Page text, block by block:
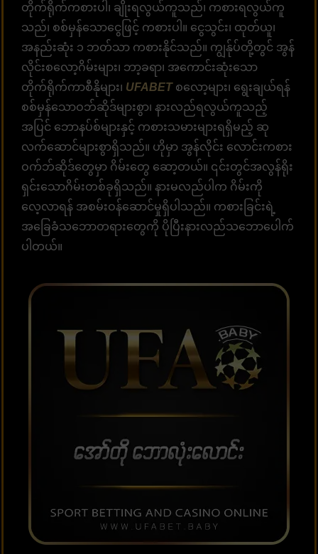
တိုက်ရိုက်ကစားပါ၊ ချိုးရလွယ်ကူသည်၊ ကစားရလွယ်ကူ
သည်၊ စစ်မှန်သောငွေဖြင့် ကစားပါ။ ငွေသွင်း၊ ထုတ်ယူ၊
အနည်းဆုံး ၁ ဘတ်သာ ကစားနိုင်သည်။ ကျွန်ုပ်တို့တွင် အွန်
လိုင်းစလော့ဂိမ်းများ၊ ဘာ့ခရာ၊ အကောင်းဆုံးသော
တိုက်ရိုက်ကာစီနိုများ၊ UFABETစလော့များ၊ ရွေးချယ်ရန်
စစ်မှန်သောဝဘ်ဆိုဒ်များစွာ၊ နားလည်ရလွယ်ကူသည့်
အပြင် ဘောနပ်စ်များနှင့် ကစားသမားများရရှိမည့် ဆု
လက်ဆောင်များစွာရှိသည်။ ဟိုမှာ အွန်လိုင်း လောင်းကစား
ဝက်ဘ်ဆိုဒ်တွေမှာ ဂိမ်းတွေ ဆော့တယ်။ ၎င်းတွင်အလွန်ရိုး
ရှင်းသောဂိမ်းတစ်ခုရှိသည်။ နားမလည်ပါက ဂိမ်းကို
လေ့လာရန် အစမ်းဝန်ဆောင်မှုရှိပါသည်။ ကစားခြင်းရဲ့
အခြေခံသဘောတရားတွေကို ပိုပြီးနားလည်သဘောပေါက်
ပါတယ်။